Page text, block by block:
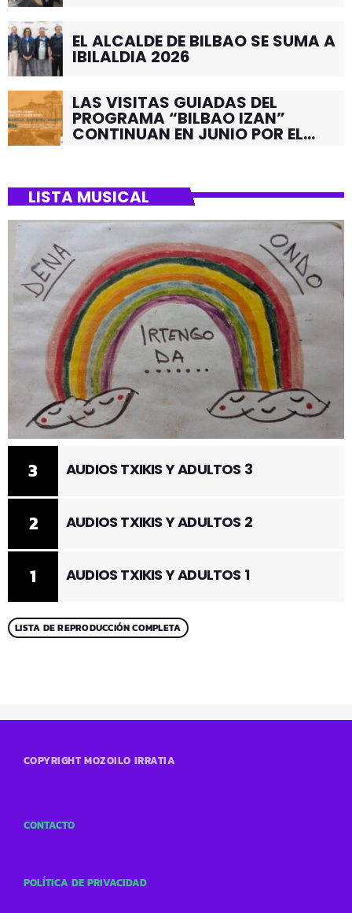
EL ALCALDE DE BILBAO SE SUMA A
IBILALDIA 2026
LAS VISITAS GUIADAS DEL
PROGRAMA “BILBAO IZAN”
CONTINUAN EN JUNIO POR EL
LISTA MUSICAL
1 AUDIOS TXIKIS Y ADULTOS 1
2 AUDIOS TXIKIS Y ADULTOS 2
3 AUDIOS TXIKIS Y ADULTOS 3
LISTA DE REPRODUCCIÓN COMPLETA
COPYRIGHT MOZOILO IRRATIA
CONTACTO
POLÍTICA DE PRIVACIDAD